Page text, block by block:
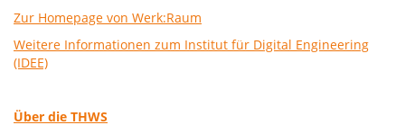
Zur Homepage von Werk:Raum
Weitere Informationen zum Institut für Digital Engineering
(IDEE)
Über die THWS